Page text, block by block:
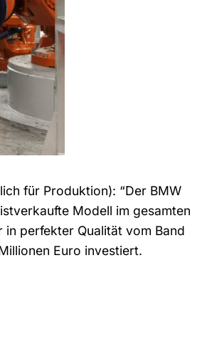
für Produktion): “Der BMW
Modell im gesamten
in perfekter Qualität vom Band
Euro investiert.